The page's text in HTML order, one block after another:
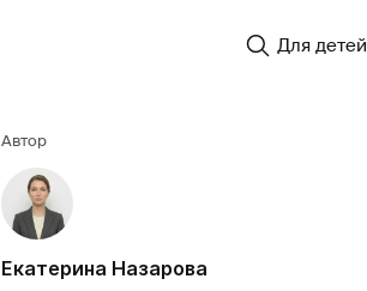
Для детей
Автор
Екатерина Назарова